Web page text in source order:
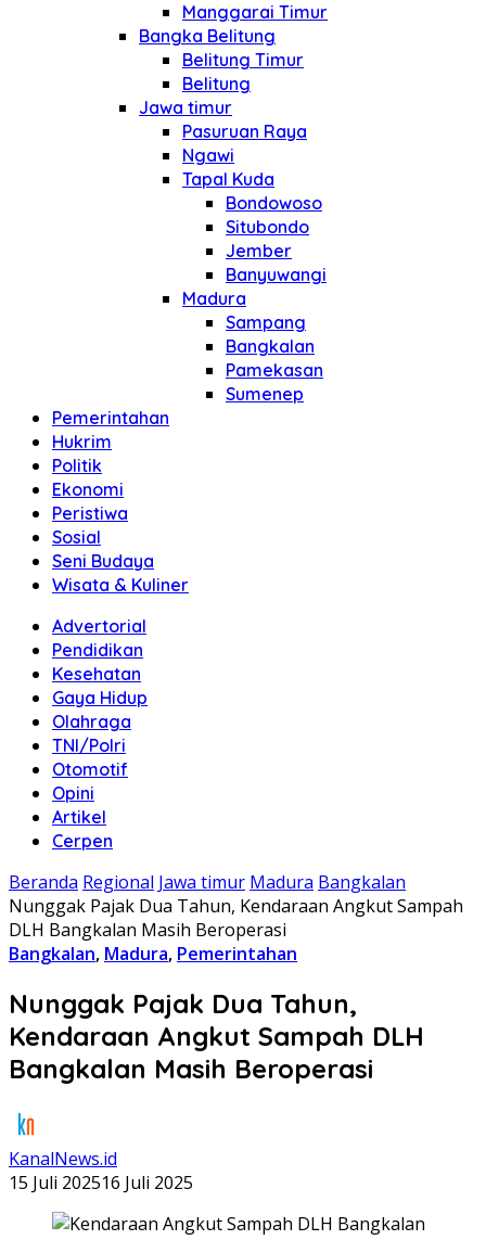
Manggarai Timur
Bangka Belitung
Belitung Timur
Belitung
Jawa timur
Pasuruan Raya
Ngawi
Tapal Kuda
Bondowoso
Situbondo
Jember
Banyuwangi
Madura
Sampang
Bangkalan
Pamekasan
Sumenep
Pemerintahan
Hukrim
Politik
Ekonomi
Peristiwa
Sosial
Seni Budaya
Wisata & Kuliner
Advertorial
Pendidikan
Kesehatan
Gaya Hidup
Olahraga
TNI/Polri
Otomotif
Opini
Artikel
Cerpen
Beranda Regional Jawa timur Madura Bangkalan
Nunggak Pajak Dua Tahun, Kendaraan Angkut Sampah
DLH Bangkalan Masih Beroperasi
Bangkalan, Madura, Pemerintahan
Nunggak Pajak Dua Tahun,
Kendaraan Angkut Sampah DLH
Bangkalan Masih Beroperasi
KanalNews.id
15 Juli 202516 Juli 2025